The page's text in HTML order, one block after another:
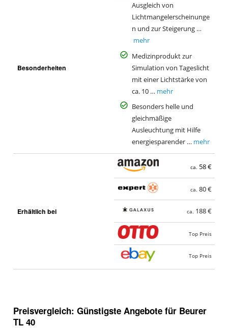
Besonderheiten
Ausgleich von
Lichtmangelerscheinunge
n und zur Steigerung …
mehr
Medizinprodukt zur
Simulation von Tageslicht
mit einer Lichtstärke von
ca. 10 … mehr
Besonders helle und
gleichmäßige
Ausleuchtung mit Hilfe
energiesparender … mehr
Erhältlich bei
ca. 58 €
ca. 80 €
ca. 188 €
Top Preis
Top Preis
Preisvergleich: Günstigste Angebote für Beurer
TL 40